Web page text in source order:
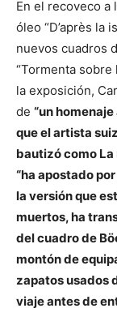
En el recoveco a
óleo “D’après la
nuevos cuadros
“Tormenta sobre
la exposición,
de “un
que el artista
bautizó como La
“ha apostado
la versión que
muertos, ha
del cuadro de
montón de
zapatos usados
viaje antes de